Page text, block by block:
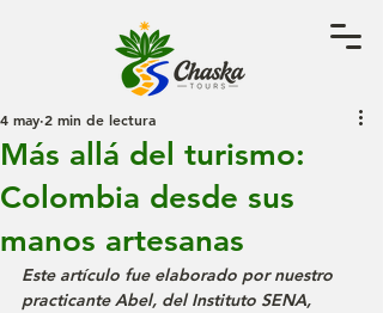
Más allá del turismo:
Colombia desde sus
manos artesanas
4 may 2 min de lectura
Este artículo fue elaborado por nuestro
practicante Abel, del Instituto SENA,